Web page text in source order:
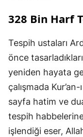
328 Bin Harf
Tespih ustaları
önce
yeniden hayata
çalışmada
sayfa hatim ve
tespih
işlendiği eser,